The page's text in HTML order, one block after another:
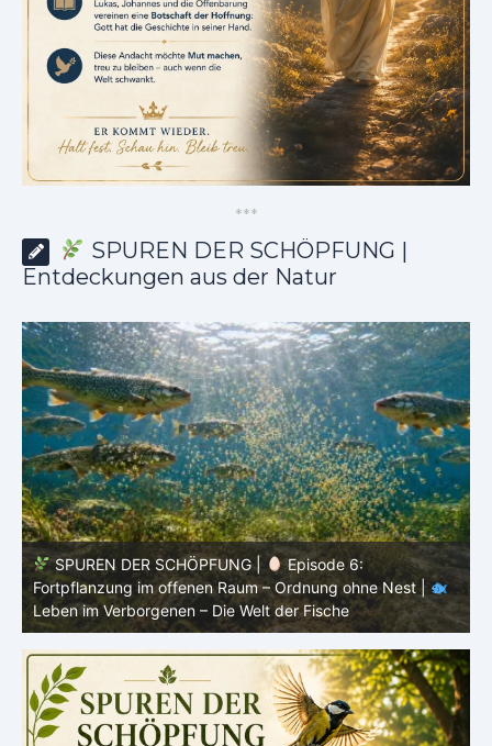
***
SPUREN DER SCHÖPFUNG |
Entdeckungen aus der Natur
SPUREN DER SCHÖPFUNG |
Episode 5: Schutz ohne
Panzer – Tarnung, Farbe und Form |
Leben im
Verborgenen – Die Welt der Fische